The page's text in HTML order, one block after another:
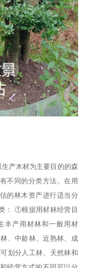
产木材为主要目的的森
不同的分类方法。在用
的林木资产进行适当分
： ①根据用材林经营目
丰产用材林和一般用材
、中龄林、近熟林、成
划分人工林、天然林和